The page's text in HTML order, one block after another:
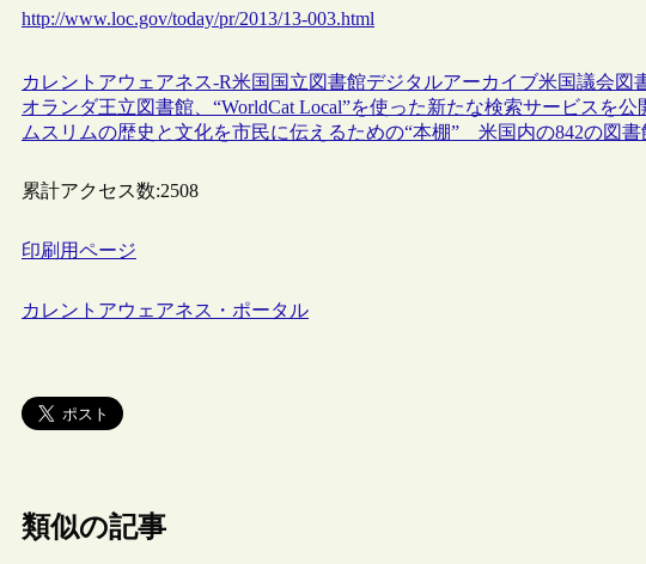
http://www.loc.gov/today/pr/2013/13-003.html
カレントアウェアネス-R米国 国立図書館デジタルアーカイブ米国議会図
オランダ王立図書館、“WorldCat Local”を使った新たな検索サービスを公
ムスリムの歴史と文化を市民に伝えるための“本棚” 米国内の842の図書
累計アクセス数:2508
印刷用ページ
カレントアウェアネス・ポータル
類似の記事